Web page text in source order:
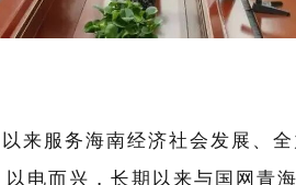
来服务海南经济社会发展、
以电而兴，长期以来与国网青